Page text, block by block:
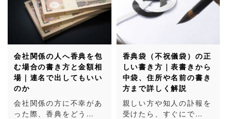
会社関係の人へ香典を包
む場合の書き方と金額相
場｜連名で出してもいい
のか
会社関係の方に不幸があ
った際、香典をどう…
香典袋（不祝儀袋）の正
しい書き方｜表書きから
中袋、住所や名前の書き
方まで詳しく解説
親しい方や知人の訃報を
受けたら、すぐにで…